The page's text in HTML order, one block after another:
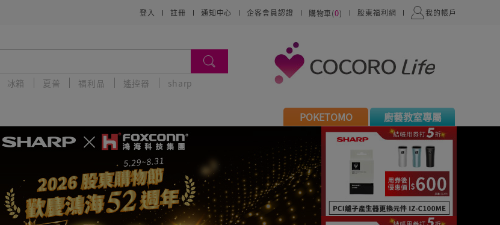
登入 註冊 通知中心 企客會員認證 購物車(0) 股東福利網 我的帳戶
冰箱 夏普 福利品 遙控器
sharp
POKETOMO 廚藝教室專屬